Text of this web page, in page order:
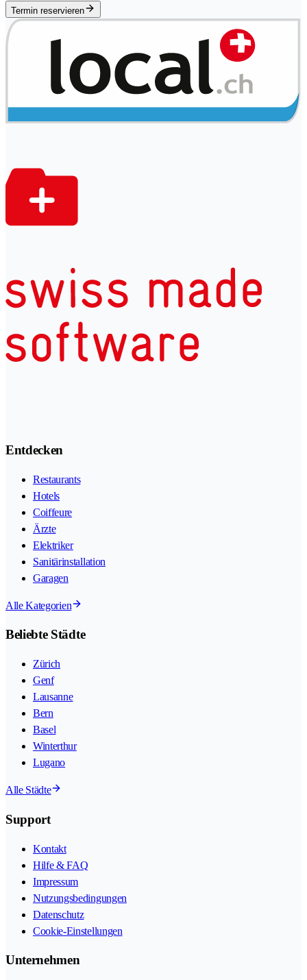
Termin reservieren
Entdecken
Restaurants
Hotels
Coiffeure
Ärzte
Elektriker
Sanitärinstallation
Garagen
Alle Kategorien
Beliebte Städte
Zürich
Genf
Lausanne
Bern
Basel
Winterthur
Lugano
Alle Städte
Support
Kontakt
Hilfe & FAQ
Impressum
Nutzungsbedingungen
Datenschutz
Cookie-Einstellungen
Unternehmen